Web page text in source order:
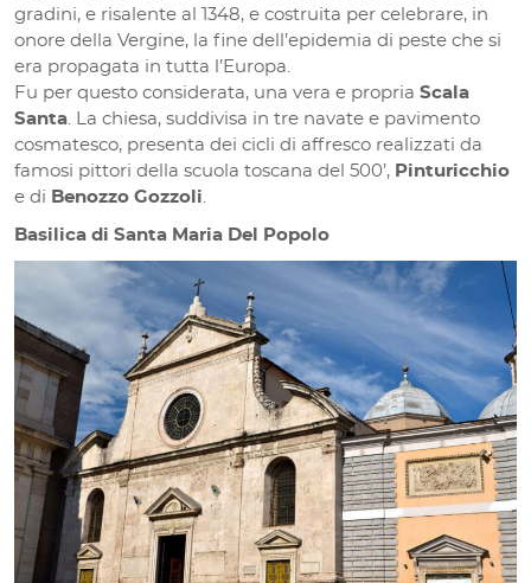
gradini, e risalente al 1348, e costruita per celebrare, in
onore della Vergine, la fine dell’epidemia di peste che si
era propagata in tutta l’Europa.
Fu per questo considerata, una vera e propria Scala
Santa. La chiesa, suddivisa in tre navate e pavimento
cosmatesco, presenta dei cicli di affresco realizzati da
famosi pittori della scuola toscana del 500’, Pinturicchio
e di Benozzo Gozzoli.
Basilica di Santa Maria Del Popolo